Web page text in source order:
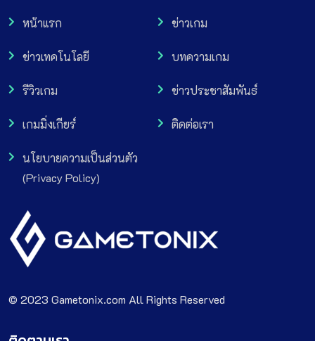
หน้าแรก ข่าวเกม
ข่าวเทคโนโลยี บทความเกม
รีวิวเกม ข่าวประชาสัมพันธ์
เกมมิ่งเกียร์ ติดต่อเรา
นโยบายความเป็นส่วนตัว
(Privacy Policy)
© 2023 Gametonix.com All Rights Reserved